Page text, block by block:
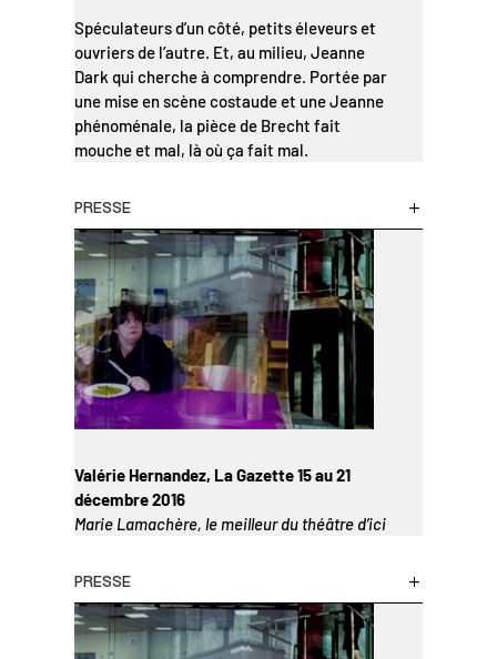
Spéculateurs d’un côté, petits éleveurs et
ouvriers de l’autre. Et, au milieu, Jeanne
Dark qui cherche à comprendre. Portée par
une mise en scène costaude et une Jeanne
phénoménale, la pièce de Brecht fait
mouche et mal, là où ça fait mal.
PRESSE
Valérie Hernandez, La Gazette 15 au 21
décembre 2016
Marie Lamachère, le meilleur du théâtre d’ici
PRESSE